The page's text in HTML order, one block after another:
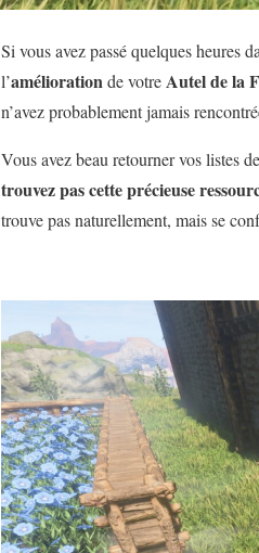
Si vous avez passé quelques heures
l’améliorationde votreAutel de la
n’avez probablement jamais
Vous avez beau retourner vos listes
trouvez pas cette précieuse
trouve pas naturellement, mais se